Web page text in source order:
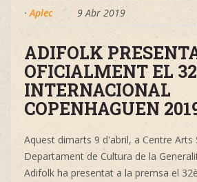
·Aplec 9 Abr 2019
ADIFOLK
OFICIALMENT EL
INTERNACIONAL
COPENHAGUEN
Aquest dimarts 9 d'abril, a Centre Arts
Departament de Cultura de la
Adifolk ha presentat a la premsa el 32è